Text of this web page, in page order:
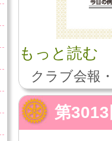
もっと読む
クラブ会報
第